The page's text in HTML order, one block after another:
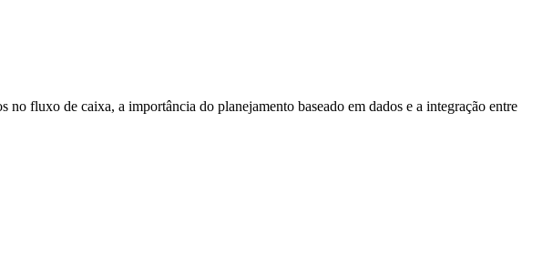
fluxo de caixa, a importância do planejamento baseado em dados e a integração entre